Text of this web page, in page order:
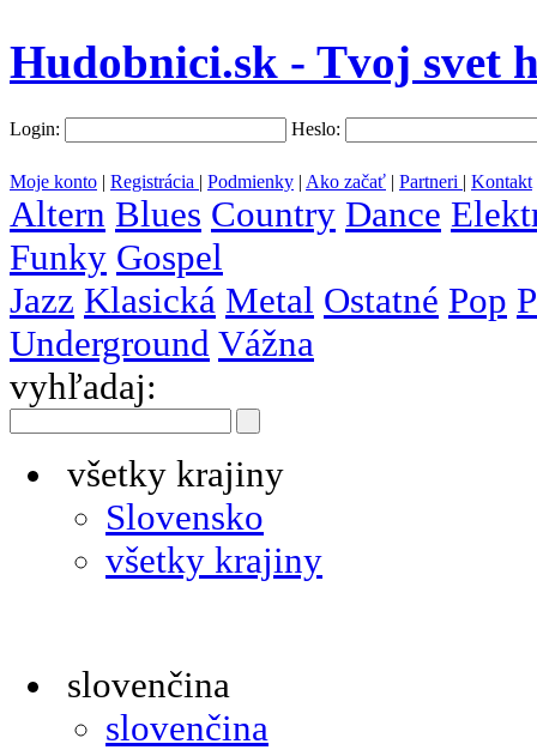
Hudobnici.sk - Tvoj svet
Login: Heslo:
Moje konto | Registrácia | Podmienky | Ako začať | Partneri | Kontakt
Altern Blues Country Dance
Funky Gospel
Jazz Klasická Metal Ostatné Pop
Underground Vážna
vyhľadaj:
všetky krajiny
Slovensko
všetky krajiny
slovenčina
slovenčina